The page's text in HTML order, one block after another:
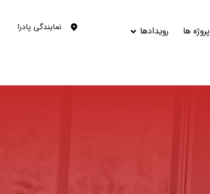
پروژه ها
رویدادها
نمایندگی پادرا